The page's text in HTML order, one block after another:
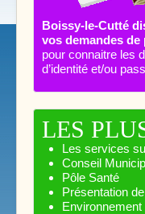
Boissy-le-Cutté
vos demandes
pour connaitre les
d’identité et/ou
LES
Les services
Conseil
Pôle Santé
Présentation
Environnement